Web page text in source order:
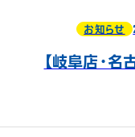
お知らせ
【岐阜店・